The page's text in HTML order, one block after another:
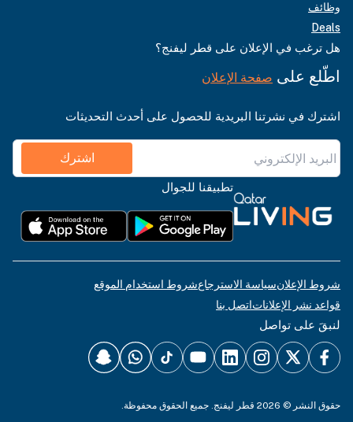
وظائف
Deals
هل ترغب في الإعلان على قطر ليفنج؟
اطّلع على صفحة الإعلان
اشترك في نشرتنا البريدية للحصول على أحدث التحديثات
اشترك
تطبيقنا للجوال
شروط الإعلانسياسة الاسترجاعشروط استخدام الموقع
قواعد نشر الإعلاناتاتصل بنا
لنبقَ على تواصل
حقوق النشر © 2026 قطر ليفنج. جميع الحقوق محفوظة.